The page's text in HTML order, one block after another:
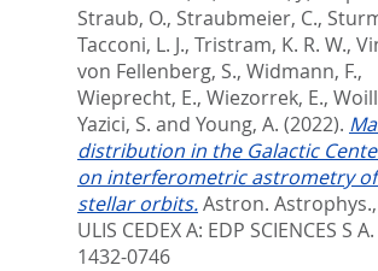
Straub, O., Straubmeier, C.,
Tacconi, L. J., Tristram, K. R. W.,
von Fellenberg, S., Widmann, F.,
Wieprecht, E., Wiezorrek, E.,
Yazici, S. and Young, A. (2022).
distribution in the Galactic
on interferometric astrometry
stellar orbits.Astron.
ULIS CEDEX A: EDP SCIENCES S
1432-0746